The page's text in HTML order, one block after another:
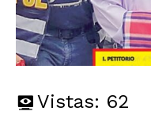
Vistas: 62